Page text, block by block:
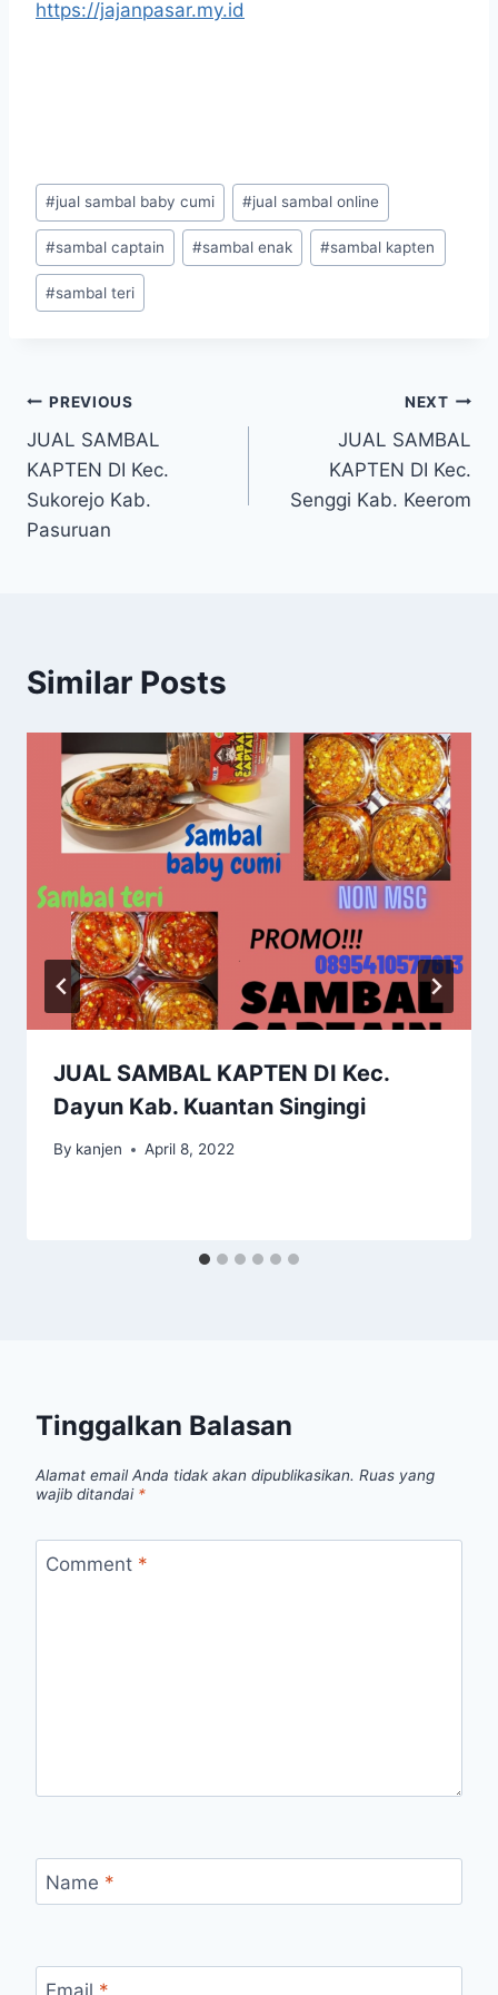
https://jajanpasar.my.id
#jual sambal baby cumi #jual sambal online
#sambal captain #sambal enak #sambal kapten
#sambal teri
PREVIOUS
JUAL SAMBAL
KAPTEN DI Kec.
Sukorejo Kab.
Pasuruan
NEXT
JUAL SAMBAL
KAPTEN DI Kec.
Senggi Kab. Keerom
Similar Posts
JUAL SAMBAL KAPTEN DI Kec.
Dayun Kab. Kuantan Singingi
By kanjen April 8, 2022
Tinggalkan Balasan
Alamat email Anda tidak akan dipublikasikan. Ruas yang
wajib ditandai *
Comment *
Name *
Email *